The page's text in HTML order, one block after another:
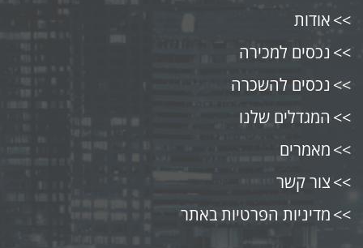
אודות
נכסים למכירה
נכסים להשכרה
המגדלים שלנו
מאמרים
צור קשר
מדיניות הפרטיות באתר